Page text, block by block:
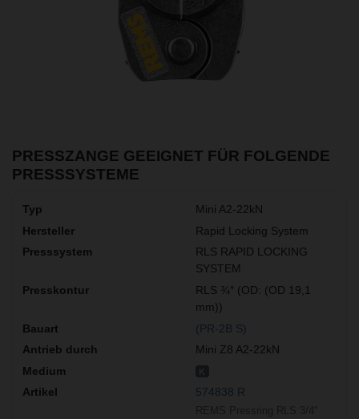
PRESSZANGE GEEIGNET FÜR FOLGENDE
PRESSSYSTEME
Mini A2-22kN
Rapid Locking System
RLS RAPID LOCKING
SYSTEM
RLS ¾″ (OD: (OD 19,1
mm))
(PR-2B S)
Mini Z8 A2-22kN
574838 R